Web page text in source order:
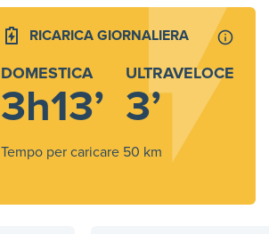
RICARICA GIORNALIERA
DOMESTICA
3h13’
ULTRAVELOCE
3’
Tempo per caricare 50 km